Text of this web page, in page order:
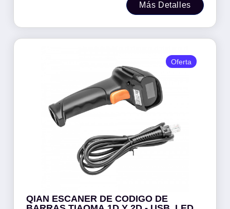
Más Detalles
QIAN ESCANER DE CODIGO DE
Oferta